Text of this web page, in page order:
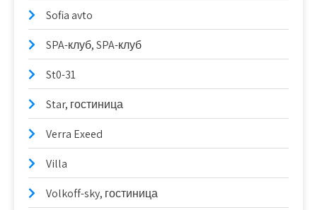
Sofia avto
SPA-клуб, SPA-клуб
St0-31
Star, гостиница
Verra Exeed
Villa
Volkoff-sky, гостиница